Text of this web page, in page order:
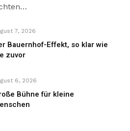
7, 2026
Bauernhof-Effekt, so klar wie
zuvor
6, 2026
Bühne für kleine